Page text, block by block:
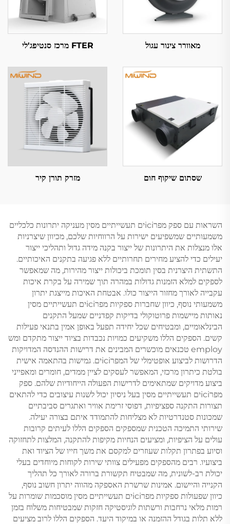
מאוורר צינור עגול FTER מרכז סנטיפג'לי
שסתום שיקוף חום מזרק תורן קיר
השראות עם ספק מפרiciים תעשייתיים מסין מעניקה יתרונות כלכליים
משמעותיים שמשפיעים ישירות על הרווחיות שלכם, מכיוון שיצרניות
אלו מנצלות את היתרונות של ייצור בקנה מידה גדול ותהליכי ייצור
יעילים כדי להציע מחירים תחרותיים ללא פגיעה בתקנים האיכותיים.
התשתית היצרנית בסין תומכת ביכולות ייצור מהירות, מה שמאפשר
לספקים למלא הזמנות גדולות במהרה תוך שמירה על בקרת איכות
עקבייה לאורך מחזור הייצור כולו. אבטחת האיכות מייצגת יתרון
משמעותי נוסף, כיוון שחברות ספקיות מפרiciים תעשייתיים מסין
נאותות מיישמות פרוטוקולי בדיקות קפדניים שמעל התקנים
הבינלאומיים, ומבטיחים שכל יחידה תפעל באופן אמין בתנאי פעילות
קשים. הספקים הללו משקיעים כמויות נכבדות בציוד ייצור מתקדם ומש
employ טכנאים מוכשרים המבינים את דרישות ההנדסה המדויקות
הדרושות לביצוע אופטימלי של המפרiciים. גמישות בהתאמה אישית
בולטת כיתרון מרכזי, המאפשר לעסקים לציין ממדים, חומרים ומאפייני
ביצוע מדויקים שמתאימים לדרישות הפעולה הייחודיות שלהם. ספק
מפרiciים תעשייתיים מסין בעל ניסיון יכול לשנות עיצובים כדי להתאים
תצורות התקנה ספציפיות, דפוסי זרימת אוויר ואתגרים סביבתיים
שמכונות סטנדרטיות לא מצליחות להתמודד איתם בצורה יעילה.
שירותי התמיכה הטכנית שמספקים הספקים הללו לעיתים קרובות
עולים על הציפיות, ומציעים הנחיות מקיפות להתקנה, המלצות לתחזוקה
וסיוע בפתרון תקלות שעוזרים למקסם את משך חייו של הציוד ואת
ביצועיו. רבים מהספקים מפעילים צוותי שירות לקוחות מיוחדים בעלי
יכולת רב-לשונית, מה שמבטיח תקשורת ברורה לאורך כל תהליך
הקנייה והיישום. אמינות שרשרת האספקה מהווה יתרון חשוב נוסף,
כיוון שפעולות ספקיות מפרiciים תעשייתיים מסין מוסכמות שומרות על
רמות מלאי נרחבות ורשתות לוגיסטיקה חזקות שמבטיחות משלוח בזמן
ללא תלות בגודל ההזמנה או במיקוד היעד. הספקים הללו לרוב מציעים